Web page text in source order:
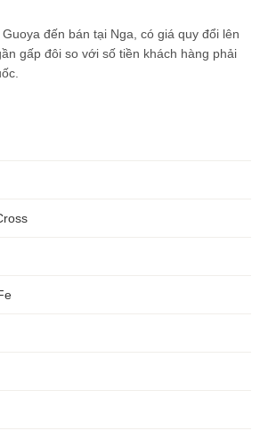
đến bán tại Nga, có giá quy đổi lên
gấp đôi so với số tiền khách hàng phải